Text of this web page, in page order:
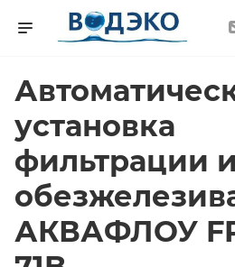
установка
фильтрации и
АКВАФЛОУ